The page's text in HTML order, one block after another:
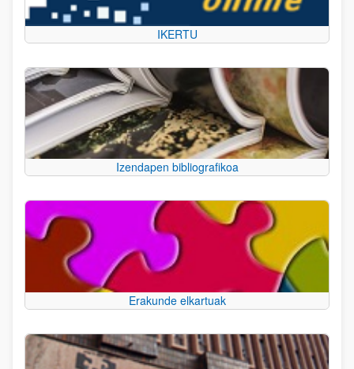
IKERTU
Izendapen bibliografikoa
Erakunde elkartuak